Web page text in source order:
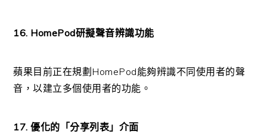
16. HomePod研擬聲音辨識功能
蘋果目前正在規劃HomePod能夠辨識不同使用者的聲
音，以建立多個使用者的功能。
17. 優化的「分享列表」介面